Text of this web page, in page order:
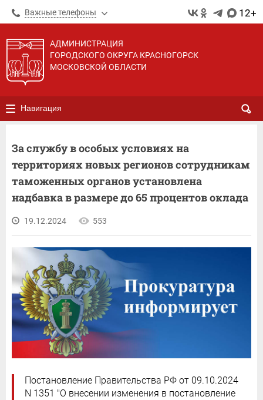
Важные телефоны 12+
АДМИНИСТРАЦИЯ
ГОРОДСКОГО ОКРУГА КРАСНОГОРСК
МОСКОВСКОЙ ОБЛАСТИ
Навигация
За службу в особых условиях на
территориях новых регионов сотрудникам
таможенных органов установлена
надбавка в размере до 65 процентов оклада
19.12.2024 553
Постановление Правительства РФ от 09.10.2024
N 1351 "О внесении изменения в постановление